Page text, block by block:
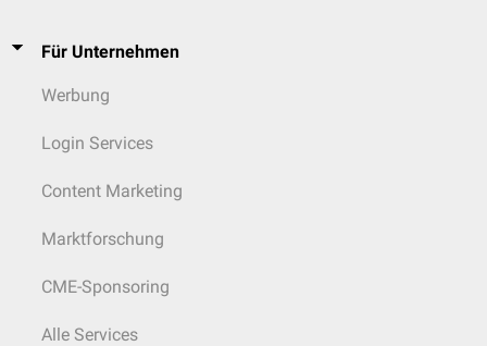
Für Unternehmen
Werbung
Login Services
Content Marketing
Marktforschung
CME-Sponsoring
Alle Services